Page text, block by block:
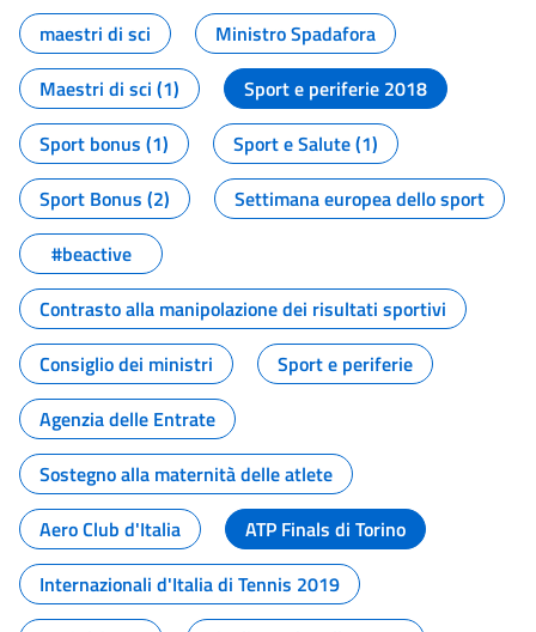
maestri di sci
Ministro Spadafora
Maestri di sci (1)
Sport e periferie 2018
Sport bonus (1)
Sport e Salute (1)
Sport Bonus (2)
Settimana europea dello sport
#beactive
Contrasto alla manipolazione dei risultati sportivi
Consiglio dei ministri
Sport e periferie
Agenzia delle Entrate
Sostegno alla maternità delle atlete
Aero Club d'Italia
ATP Finals di Torino
Internazionali d'Italia di Tennis 2019